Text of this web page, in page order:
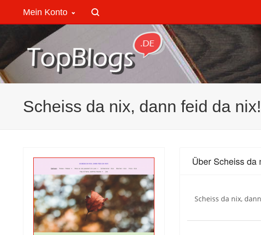
Mein Konto
Scheiss da nix, dann feid da nix!
Über Scheiss da
Scheiss da nix,